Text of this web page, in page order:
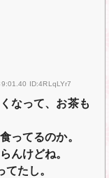
ID:4RLqLYr7
なって、お茶も
ってるのか。
んけどね。
たし。